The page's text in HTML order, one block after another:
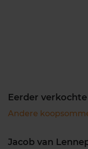
Eerder
Andere
Jacob van